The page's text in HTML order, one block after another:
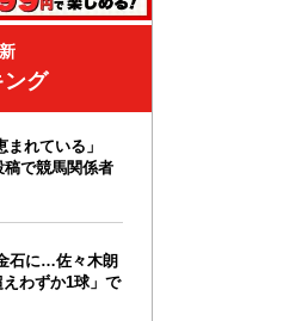
ング
まれている」
で競馬関係者
石に…佐々木朗
わずか1球」で